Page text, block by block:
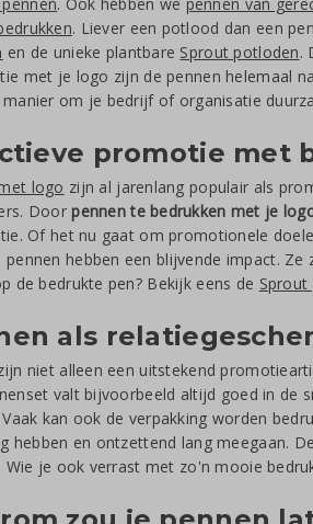
. Liever een potlood dan een
en de unieke plantbare Sprout potloden.
met je logo zijn de pennen helemaal
om je bedrijf of organisatie
promotie met
logo zijn al jarenlang populair als
Doorpennen te bedrukken met je
Of het nu gaat om promotionele
pennen hebben een blijvende impact.
de bedrukte pen? Bekijk eens de
als
niet alleen een uitstekend
valt bijvoorbeeld altijd goed in de
kan ook de verpakking worden
hebben en ontzettend lang meegaan. De
Wie je ook verrast met zo'n mooie